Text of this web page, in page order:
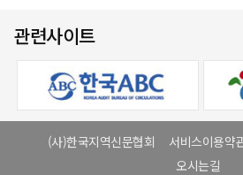
관련사이트
(사)한국지역신문협회 서비스이용약
오시는길